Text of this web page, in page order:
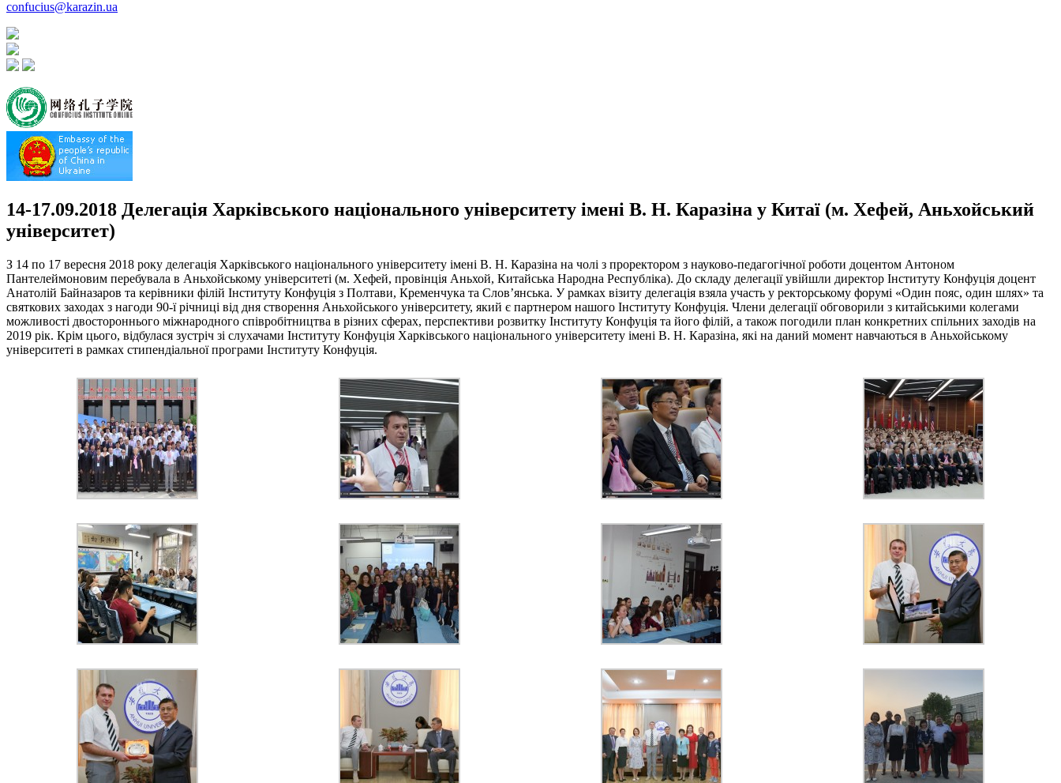
confucius@karazin.ua
14-17.09.2018 Делегація Харківського національного університету імені В. Н. Каразіна у Китаї (м. Хефей, Аньхойський
університет)
З 14 по 17 вересня 2018 року делегація Харківського національного університету імені В. Н. Каразіна на чолі з проректором з науково-педагогічної роботи доцентом Антоном
Пантелеймоновим перебувала в Аньхойському університеті (м. Хефей, провінція Аньхой, Китайська Народна Республіка). До складу делегації увійшли директор Інституту Конфуція доцент
Анатолій Байназаров та керівники філій Інституту Конфуція з Полтави, Кременчука та Слов’янська. У рамках візиту делегація взяла участь у ректорському форумі «Один пояс, один шлях» та
святкових заходах з нагоди 90-ї річниці від дня створення Аньхойського університету, який є партнером нашого Інституту Конфуція. Члени делегації обговорили з китайськими колегами
можливості двостороннього міжнародного співробітництва в різних сферах, перспективи розвитку Інституту Конфуція та його філій, а також погодили план конкретних спільних заходів на
2019 рік. Крім цього, відбулася зустріч зі слухачами Інституту Конфуція Харківського національного університету імені В. Н. Каразіна, які на даний момент навчаються в Аньхойському
університеті в рамках стипендіальної програми Інституту Конфуція.